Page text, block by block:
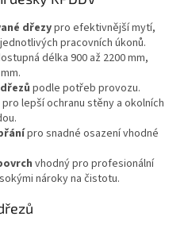
dřezypro efektivnější mytí,
pracovních úkonů.
délka 900 až 2200 mm,
podle potřeb provozu.
pro lepší ochranu stěny a okolních
pro snadné osazení vhodné
vhodný pro profesionální
nároky na čistotu.